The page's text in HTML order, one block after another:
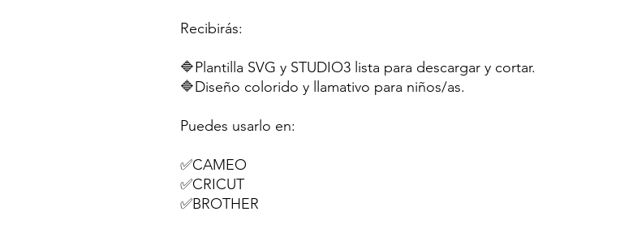
Recibirás:
🔷Plantilla SVG y STUDIO3 lista para descargar y cortar.
🔷Diseño colorido y llamativo para niños/as.
Puedes usarlo en:
✅CAMEO
✅CRICUT
✅BROTHER